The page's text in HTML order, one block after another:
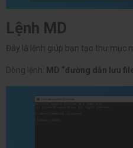
Lệnh MD
Đây là lệnh giúp bạn tạo thư mục
Dòng lệnh: MD “đường dẫn lưu